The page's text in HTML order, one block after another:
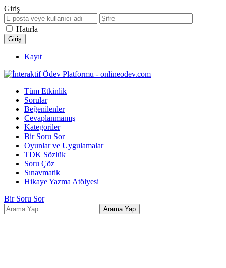
Giriş
Hatırla
Kayıt
Tüm Etkinlik
Sorular
Beğenilenler
Cevaplanmamış
Kategoriler
Bir Soru Sor
Oyunlar ve Uygulamalar
TDK Sözlük
Soru Çöz
Sınavmatik
Hikaye Yazma Atölyesi
Bir Soru Sor